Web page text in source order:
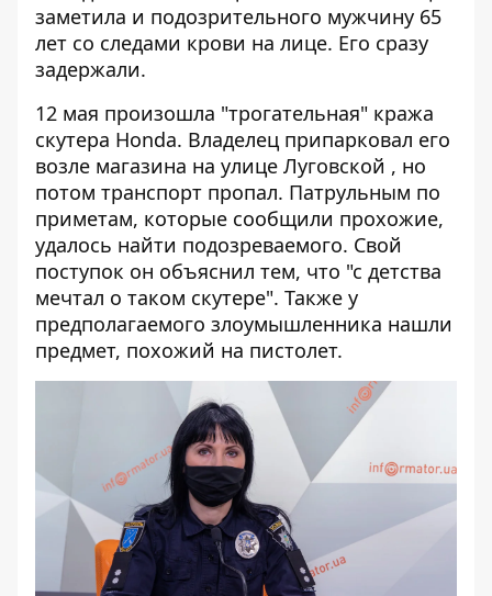
заметила и подозрительного мужчину 65
лет со следами крови на лице. Его сразу
задержали.
12 мая произошла "трогательная" кража
скутера Honda. Владелец припарковал его
возле магазина на улице Луговской , но
потом транспорт пропал. Патрульным по
приметам, которые сообщили прохожие,
удалось найти подозреваемого. Свой
поступок он объяснил тем, что "с детства
мечтал о таком скутере". Также у
предполагаемого злоумышленника нашли
предмет, похожий на пистолет.